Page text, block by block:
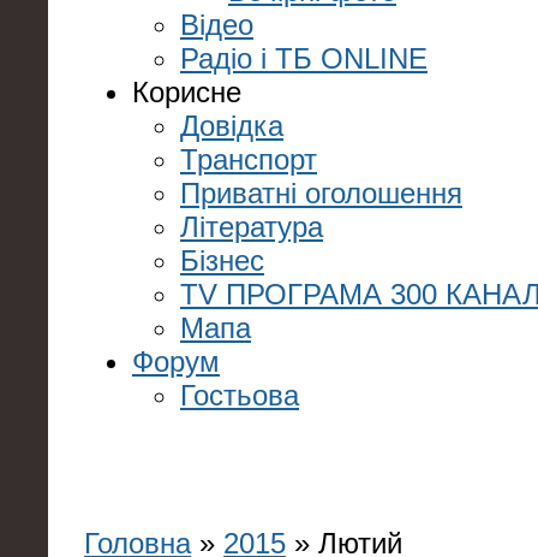
Відео
Радіо і ТБ ONLINE
Корисне
Довідка
Транспорт
Приватні оголошення
Література
Бізнес
TV ПРОГРАМА 300
Мапа
Форум
Гостьова
Головна» 2015 » Лютий